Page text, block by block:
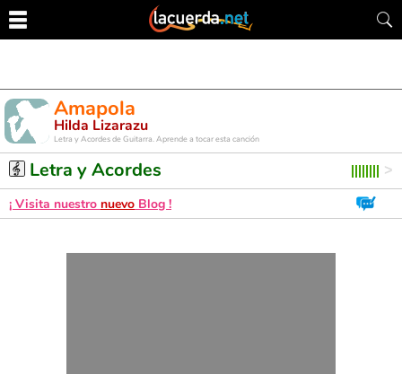
Amapola
Hilda Lizarazu
Letra y Acordes de Guitarra. Aprende a tocar esta canción
Letra y Acordes
¡ Visita nuestro nuevo Blog !